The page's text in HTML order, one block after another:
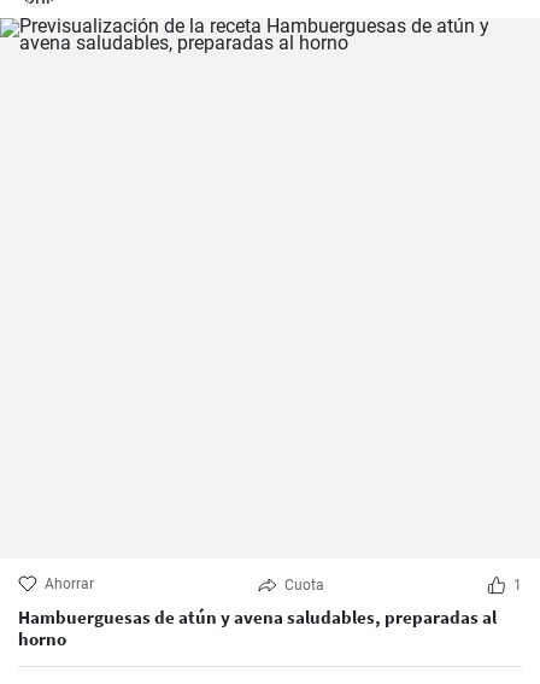
Ahorrar Cuota 1
Hambuerguesas de atún y avena saludables, preparadas al
horno